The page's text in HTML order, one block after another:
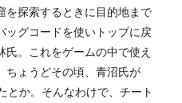
を探索するときに目的地まで
ッグコードを使いトップに戻
。これをゲームの中で使え
ちょうどその頃、青沼氏が
とか。そんなわけで、チート